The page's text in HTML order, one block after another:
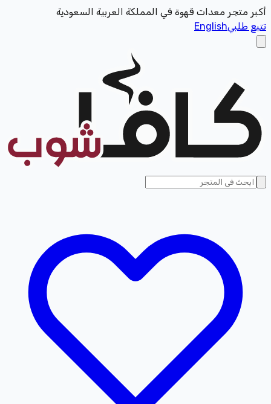
أكبر متجر معدات قهوة في المملكة العربية السعودية
تتبع طلبيEnglish